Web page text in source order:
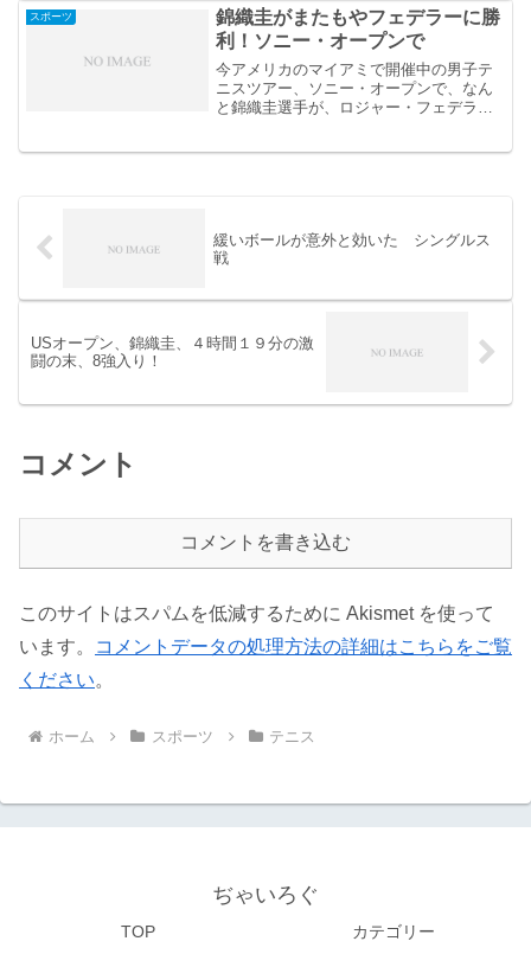
スポーツ
錦織圭がまたもやフェデラーに勝
利！ソニー・オープンで
今アメリカのマイアミで開催中の男子テ
ニスツアー、ソニー・オープンで、なん
と錦織圭選手が、ロジャー・フェデラー
緩いボールが意外と効いた シングルス
戦
USオープン、錦織圭、４時間１９分の激
闘の末、8強入り！
コメント
コメントを書き込む
このサイトはスパムを低減するために Akismet を使って
います。
コメントデータの処理方法の詳細はこちらをご覧
ください。
ホーム スポーツ テニス
ぢゃいろぐ
TOP カテゴリー